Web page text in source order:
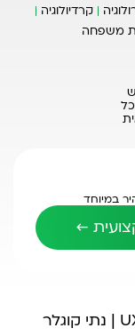
קרדיולוגיה
משפחה
במיוחד
←